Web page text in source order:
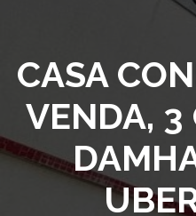
CASA
VENDA, 3